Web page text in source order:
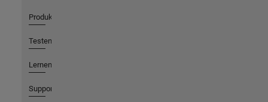
Produkte
Testen oder Kaufen
Lernen
Support